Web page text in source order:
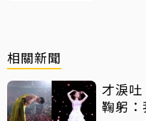
相關新聞
才淚
鞠躬：